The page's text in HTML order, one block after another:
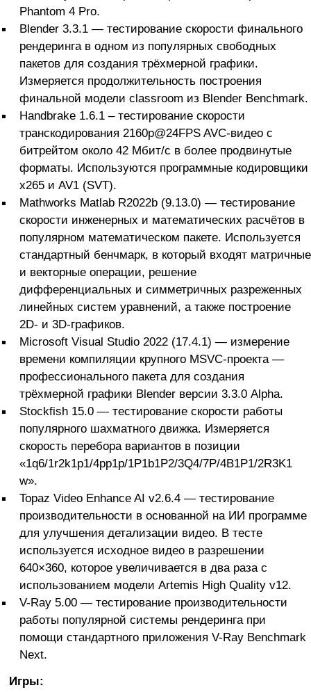
Phantom 4 Pro.
Blender 3.3.1 — тестирование скорости финального
рендеринга в одном из популярных свободных
пакетов для создания трёхмерной графики.
Измеряется продолжительность построения
финальной модели classroom из Blender Benchmark.
Handbrake 1.6.1 – тестирование скорости
транскодирования 2160p@24FPS AVC-видео с
битрейтом около 42 Мбит/с в более продвинутые
форматы. Используются программные кодировщики
x265 и AV1 (SVT).
Mathworks Matlab R2022b (9.13.0) — тестирование
скорости инженерных и математических расчётов в
популярном математическом пакете. Используется
стандартный бенчмарк, в который входят матричные
и векторные операции, решение
дифференциальных и симметричных разреженных
линейных систем уравнений, а также построение
2D- и 3D-графиков.
Microsoft Visual Studio 2022 (17.4.1) — измерение
времени компиляции крупного MSVC-проекта —
профессионального пакета для создания
трёхмерной графики Blender версии 3.3.0 Alpha.
Stockfish 15.0 — тестирование скорости работы
популярного шахматного движка. Измеряется
скорость перебора вариантов в позиции
«1q6/1r2k1p1/4pp1p/1P1b1P2/3Q4/7P/4B1P1/2R3K1
w».
Topaz Video Enhance AI v2.6.4 — тестирование
производительности в основанной на ИИ программе
для улучшения детализации видео. В тесте
используется исходное видео в разрешении
640×360, которое увеличивается в два раза с
использованием модели Artemis High Quality v12.
V-Ray 5.00 — тестирование производительности
работы популярной системы рендеринга при
помощи стандартного приложения V-Ray Benchmark
Next.
Игры: